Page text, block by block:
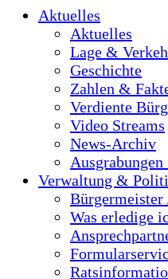
Aktuelles
Aktuelles
Lage &
Geschichte
Zahlen &
Verdiente
Video Streams
News-Archiv
Verwaltung &
Bürgermeister
Was erledige